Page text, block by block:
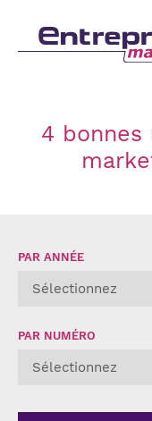
4 bonnes
PAR ANNÉE
PAR NUMÉRO